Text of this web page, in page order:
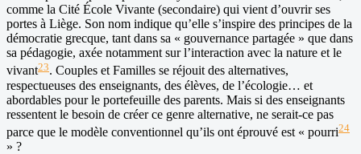
comme la Cité École Vivante (secondaire) qui vient d’ouvrir ses
portes à Liège. Son nom indique qu’elle s’inspire des principes de la
démocratie grecque, tant dans sa « gouvernance partagée » que dans
sa pédagogie, axée notamment sur l’interaction avec la nature et le
vivant23. Couples et Familles se réjouit des alternatives,
respectueuses des enseignants, des élèves, de l’écologie… et
abordables pour le portefeuille des parents. Mais si des enseignants
ressentent le besoin de créer ce genre alternative, ne serait-ce pas
parce que le modèle conventionnel qu’ils ont éprouvé est « pourri24
» ?